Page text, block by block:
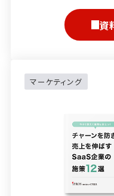
資
マーケティング